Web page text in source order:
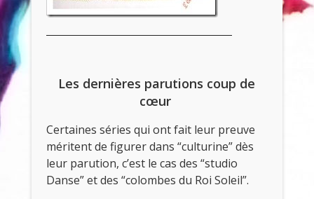
Les dernières parutions coup de
cœur
Certaines séries qui ont fait leur preuve
méritent de figurer dans “culturine” dès
leur parution, c’est le cas des “studio
Danse” et des “colombes du Roi Soleil”.